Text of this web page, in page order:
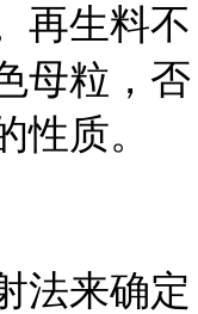
再生料不
母粒，否
性质。
来确定